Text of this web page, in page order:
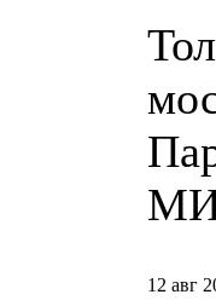
12 авг